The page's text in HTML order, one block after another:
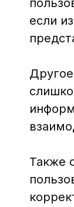
если
Также